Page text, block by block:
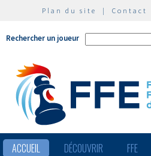
Plan du site | Contact
Rechercher un joueur
ACCUEIL DÉCOUVRIR FFE